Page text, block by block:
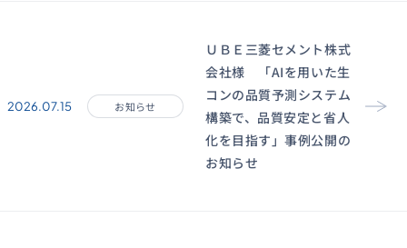
2026.07.15 お知らせ
ＵＢＥ三菱セメント株式
会社様 「AIを用いた生
コンの品質予測システム
構築で、品質安定と省人
化を目指す」事例公開の
お知らせ